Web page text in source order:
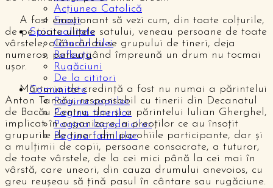
Acțiunea Catolică
Scout
Spiritualitate
Gândul zilei
Reflecții
Rugăciuni
De la cititori
Comunitate
Pagina copiilor
Pagina tinerilor
Pagina logodnicilor
Pagina familiilor
A fost emoționant să vezi cum, din toate colțurile,
de pe toate ulițele satului, veneau persoane de toate
vârstele, alăturându-se grupului de tineri, deja
numeros, parcurgând împreună un drum nu tocmai
ușor.
Mărturia de credință a fost nu numai a părintelui
Anton Tancău, responsabil cu tinerii din Decanatul
de Bacău Centru, dar și a părintelui Iulian Gherghel,
implicat în organizare, a preoților ce au însoțit
grupurile de tineri din parohiile participante, dar și
a mulțimii de copii, persoane consacrate, a tuturor,
de toate vârstele, de la cei mici până la cei mai în
vârstă, care uneori, din cauza drumului anevoios, cu
greu reușeau să țină pasul în cântare sau rugăciune.